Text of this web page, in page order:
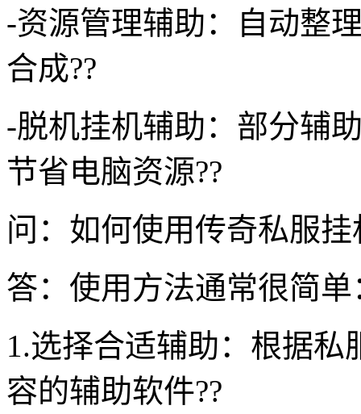
-资源管理辅助：自动整
合成??
-脱机挂机辅助：部分辅
节省电脑资源??
问：如何使用传奇私服
答：使用方法通常很简单
1.选择合适辅助：根据私
容的辅助软件??